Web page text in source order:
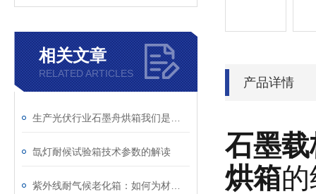
相关文章
RELATED ARTICLES
氙灯耐候试验箱技术参数的解读
产品详情
石墨载
烘箱